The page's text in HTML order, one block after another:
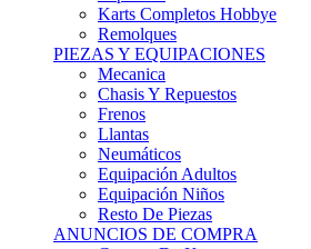
Remolques
PIEZAS Y EQUIPACIONES
Mecanica
Chasis Y Repuestos
Frenos
Llantas
Neumáticos
Equipación Adultos
Equipación Niños
Resto De Piezas
ANUNCIOS DE COMPRA
Compra De Karts